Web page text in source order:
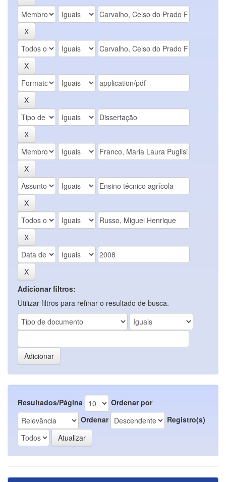
Adicionar filtros:
Utilizar filtros para refinar o resultado de busca.
Resultados/Página
Ordenar por
Ordenar
Registro(s)